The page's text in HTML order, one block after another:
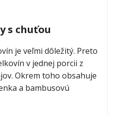
s chuťou
je veľmi dôležitý. Preto
v jednej porcii z
Okrem toho obsahuje
a bambusovú